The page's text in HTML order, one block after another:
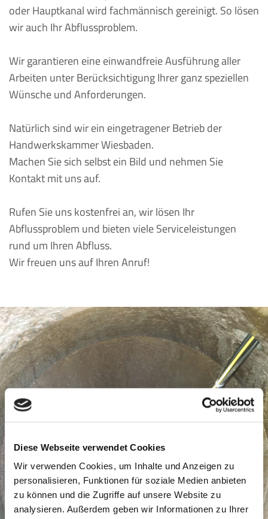
Diese Webseite verwendet Cookies
Wir verwenden Cookies, um Inhalte und Anzeigen zu
personalisieren, Funktionen für soziale Medien anbieten
zu können und die Zugriffe auf unsere Website zu
analysieren. Außerdem geben wir Informationen zu Ihrer
oder Hauptkanal wird fachmännisch gereinigt. So lösen
wir auch Ihr Abflussproblem.
Wir garantieren eine einwandfreie Ausführung aller
Arbeiten unter Berücksichtigung Ihrer ganz speziellen
Wünsche und Anforderungen.
Natürlich sind wir ein eingetragener Betrieb der
Handwerkskammer Wiesbaden.
Machen Sie sich selbst ein Bild und nehmen Sie
Kontakt mit uns auf.
Rufen Sie uns kostenfrei an, wir lösen Ihr
Abflussproblem und bieten viele Serviceleistungen
rund um Ihren Abfluss.
Wir freuen uns auf Ihren Anruf!